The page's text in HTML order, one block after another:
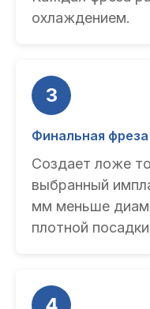
охлаждением.
3
Финальная фреза
Создает ложе
выбранный
мм меньше
плотной